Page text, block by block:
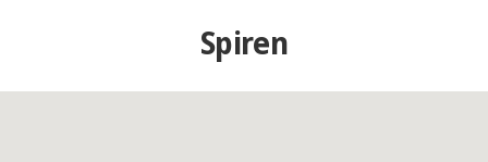
Spiren